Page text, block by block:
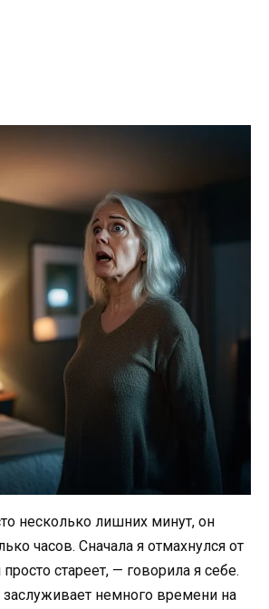
несколько лишних минут, он
часов. Сначала я отмахнулся от
стареет, — говорила я себе.
немного времени на